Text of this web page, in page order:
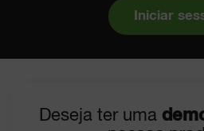
Iniciar
Deseja ter uma